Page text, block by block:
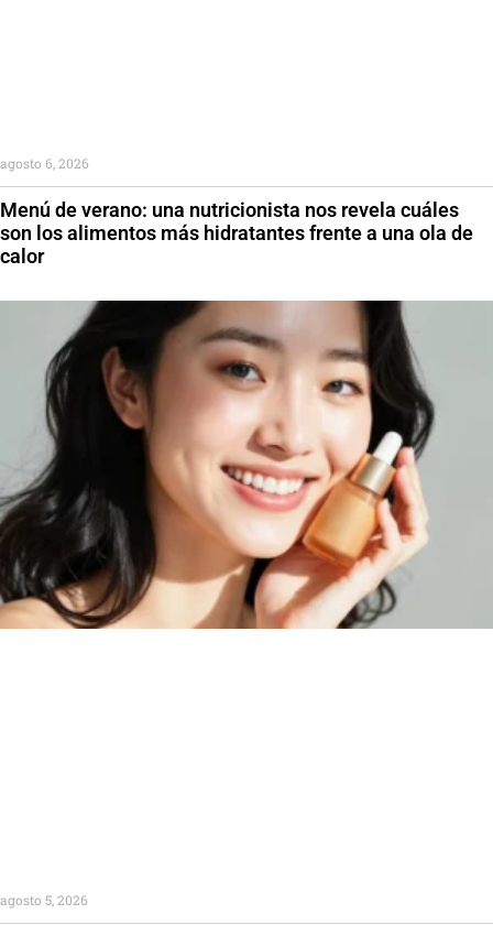
Menú de verano: una nutricionista nos revela cuáles
son los alimentos más hidratantes frente a una ola de
calor
agosto 6, 2026
agosto 5, 2026